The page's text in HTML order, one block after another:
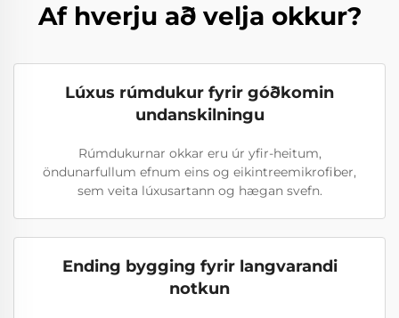
Af hverju að velja okkur?
Lúxus rúmdukur fyrir góðkomin
undanskilningu
Rúmdukurnar okkar eru úr yfir-heitum,
öndunarfullum efnum eins og eikintreemikrofiber,
sem veita lúxusartann og hægan svefn.
Ending bygging fyrir langvarandi
notkun